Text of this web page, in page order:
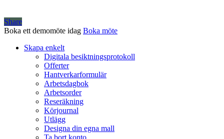
Share
Boka ett demomöte idag Boka möte
Close
Skapa enkelt
Digitala besiktningsprotokoll
Offerter
Hantverkarformulär
Arbetsdagbok
Arbetsorder
Reseräkning
Körjournal
Utlägg
Designa din egna mall